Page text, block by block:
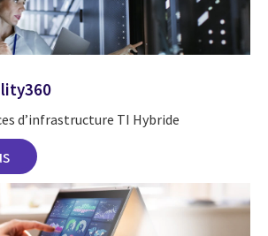
d’infrastructure TI Hybride